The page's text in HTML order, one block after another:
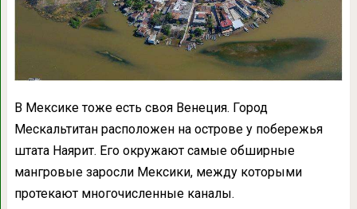
В Мексике тоже есть своя Венеция. Город
Мескальтитан расположен на острове у побережья
штата Наярит. Его окружают самые обширные
мангровые заросли Мексики, между которыми
протекают многочисленные каналы.